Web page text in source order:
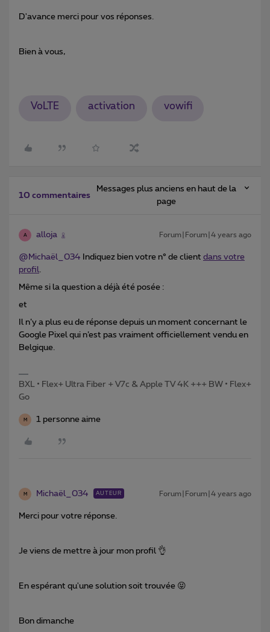
D'avance merci pour vos réponses.
Bien à vous,
VoLTE activation vowifi
10 commentaires
Messages plus anciens en haut de la
page
A alloja Forum|Forum|4 years ago
@Michaël_034 Indiquez bien votre n° de client dans votre
profil.
Même si la question a déjà été posée :
et
Il n’y a plus eu de réponse depuis un moment concernant le
Google Pixel qui n’est pas vraiment officiellement vendu en
Belgique.
BXL • Flex+ Ultra Fiber + V7c & Apple TV 4K +++ BW • Flex+
Go
M 1 personne aime
M Michaël_034 AUTEUR Forum|Forum|4 years ago
Merci pour votre réponse.
Je viens de mettre à jour mon profil 👌
En espérant qu'une solution soit trouvée 😝
Bon dimanche